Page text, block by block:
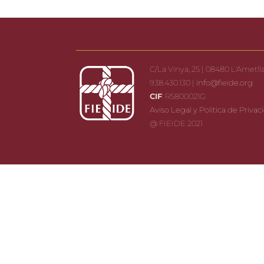
C/La Vinya, 25 | 08480
938.430.130 | info@fieide.org
CIF: R5800021G
Aviso Legal y Politica de
@ FIEIDE 2021